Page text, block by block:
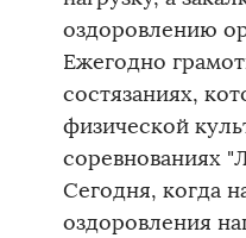
оздоровлению
Ежегодно
состязаниях,
физической
соревнованиях
Сегодня, когда
оздоровления